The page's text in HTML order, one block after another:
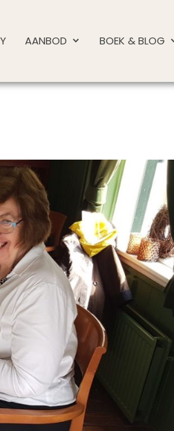
AANBOD BOEK & BLOG